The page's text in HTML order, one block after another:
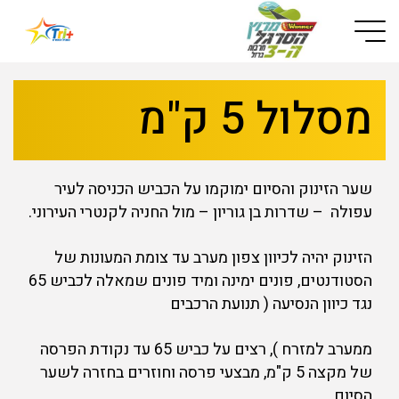
Button used only for devices with a small screen
מסלול 5 ק"מ
שער הזינוק והסיום ימוקמו על הכביש הכניסה לעיר
עפולה – שדרות בן גוריון – מול החניה לקנטרי העירוני.
הזינוק יהיה לכיוון צפון מערב עד צומת המעונות של
הסטודנטים, פונים ימינה ומיד פונים שמאלה לכביש 65
נגד כיוון הנסיעה ( תנועת הרכבים
ממערב למזרח ), רצים על כביש 65 עד נקודת הפרסה
של מקצה 5 ק"מ, מבצעי פרסה וחוזרים בחזרה לשער